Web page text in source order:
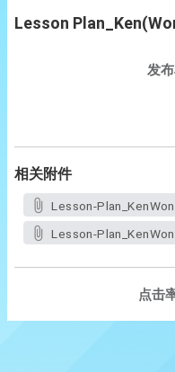
Lesson
发布
相关附件
Lesson-
Lesson-
点击